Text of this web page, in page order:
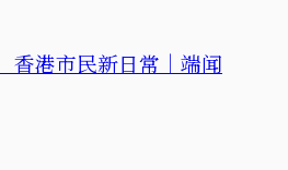
香港市民新日常｜端闻